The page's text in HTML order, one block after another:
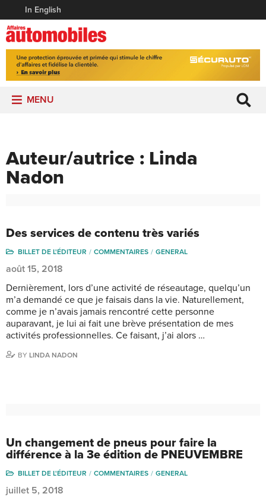
In English
MENU
Auteur/autrice : Linda
Nadon
Des services de contenu très variés
BILLET DE L'ÉDITEUR COMMENTAIRES GENERAL
août 15, 2018
Dernièrement, lors d’une activité de réseautage, quelqu’un
m’a demandé ce que je faisais dans la vie. Naturellement,
comme je n’avais jamais rencontré cette personne
auparavant, je lui ai fait une brève présentation de mes
activités professionnelles. Ce faisant, j’ai alors …
BY LINDA NADON
Un changement de pneus pour faire la
différence à la 3e édition de PNEUVEMBRE
BILLET DE L'ÉDITEUR COMMENTAIRES GENERAL
juillet 5, 2018